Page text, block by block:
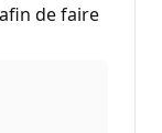
de faire